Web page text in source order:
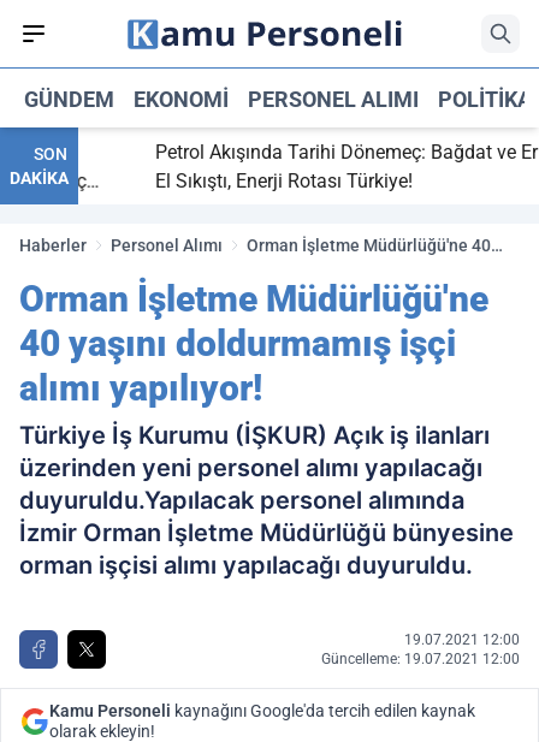
GÜNDEM EKONOMI PERSONEL ALIMI POLITIKA
SON
DAKİKA
maç
Petrol Akışında Tarihi Dönemeç: Bağdat ve Erbil
El Sıkıştı, Enerji Rotası Türkiye!
Haberler Personel Alımı
Orman İşletme Müdürlüğü'ne 40
yapılıyor!
Orman İşletme Müdürlüğü'ne
40 yaşını doldurmamış işçi
alımı yapılıyor!
Türkiye İş Kurumu (İŞKUR) Açık iş ilanları
üzerinden yeni personel alımı yapılacağı
duyuruldu.Yapılacak personel alımında
İzmir Orman İşletme Müdürlüğü bünyesine
orman işçisi alımı yapılacağı duyuruldu.
19.07.2021 12:00
Güncelleme: 19.07.2021 12:00
Kamu Personeli kaynağını Google'da tercih edilen kaynak
olarak ekleyin!